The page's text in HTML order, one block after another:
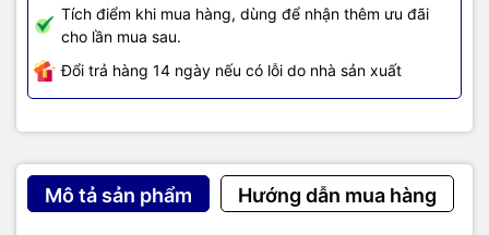
Tích điểm khi mua hàng, dùng để nhận thêm ưu đãi
cho lần mua sau.
Đổi trả hàng 14 ngày nếu có lỗi do nhà sản xuất
Mô tả sản phẩm Hướng dẫn mua hàng
Chú thích:
③ Mô-đun, Quạt thừa